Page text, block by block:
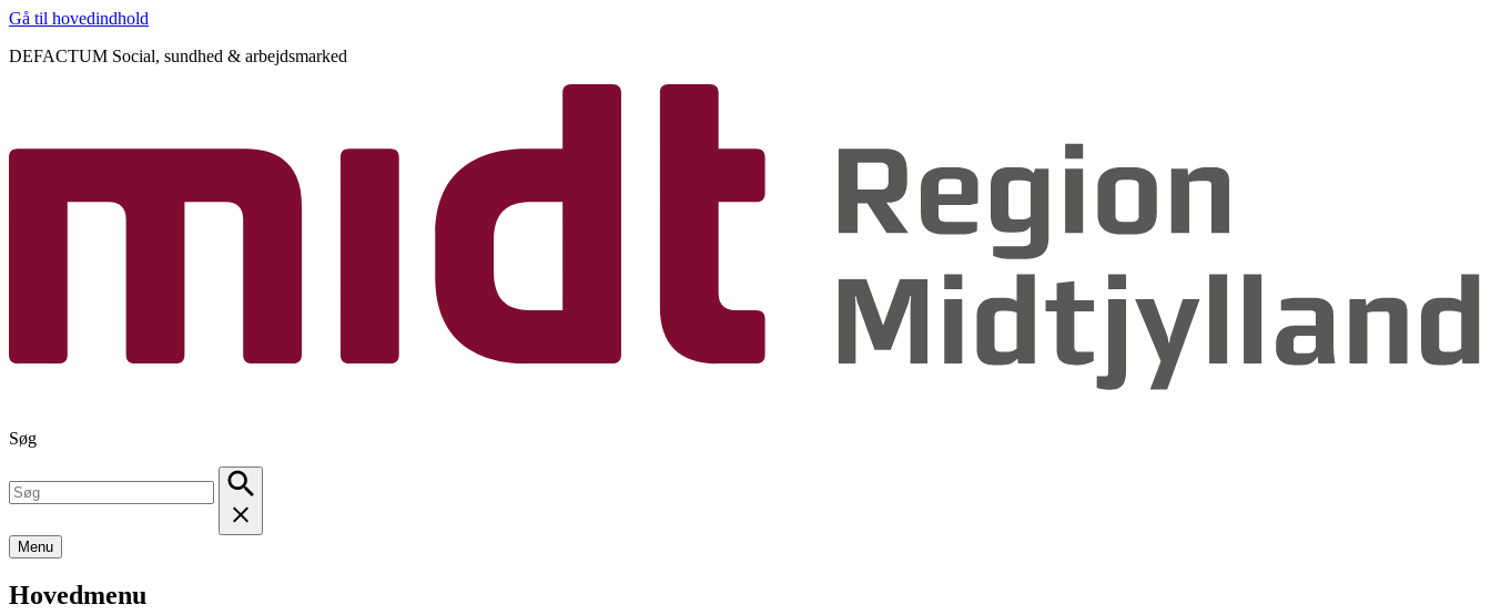
Gå til hovedindhold
DEFACTUM Social, sundhed & arbejdsmarked
Søg
Menu
Hovedmenu